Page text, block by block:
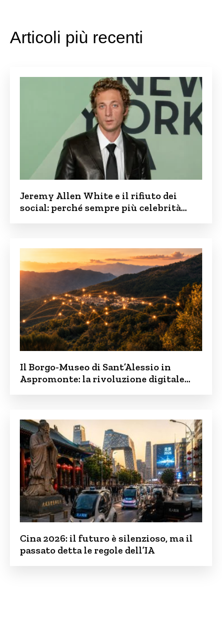
Articoli più recenti
Jeremy Allen White e il rifiuto dei
social: perché sempre più celebrità
Il Borgo-Museo di Sant’Alessio in
Aspromonte: la rivoluzione digitale
Cina 2026: il futuro è silenzioso, ma il
passato detta le regole dell’IA